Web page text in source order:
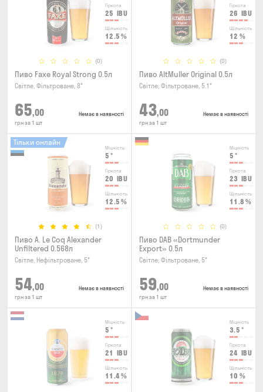
Гіркота
25 IBU
Щільність
12.5 %
(0)
Пиво Faxe Royal Strong 0.5л
Світле, Фільтроване, 8°
65,00
грн за 1 шт
Немає в наявності
Гіркота
26 IBU
Щільність
12 %
(0)
Пиво AltMuller Original 0.5л
Світле, Фільтроване, 5.1°
43,00
грн за 1 шт
Немає в наявності
Міцність
5 °
Гіркота
20 IBU
Щільність
12.5 %
(1)
Тільки онлайн
Пиво A. Le Coq Alexander
Unfiltered 0.568л
Світле, Нефільтроване, 5°
54,00
грн за 1 шт
Немає в наявності
Міцність
5 °
Гіркота
23 IBU
Щільність
11.8 %
(0)
Пиво DAB «Dortmunder
Export» 0.5л
Світле, Фільтроване, 5°
59,00
грн за 1 шт
Немає в наявності
Міцність
5 °
Гіркота
21 IBU
Щільність
11.4 %
Міцність
3.5 °
Гіркота
24 IBU
Щільність
10 %